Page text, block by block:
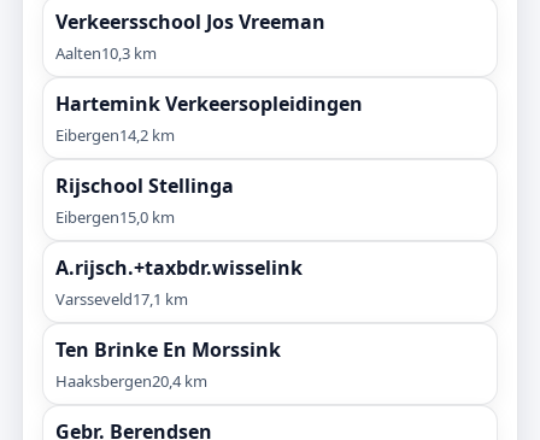
Verkeersschool Jos Vreeman
Aalten10,3 km
Hartemink Verkeersopleidingen
Eibergen14,2 km
Rijschool Stellinga
Eibergen15,0 km
A.rijsch.+taxbdr.wisselink
Varsseveld17,1 km
Ten Brinke En Morssink
Haaksbergen20,4 km
Gebr. Berendsen